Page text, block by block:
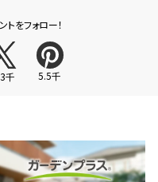
をフォロー！
千 5.5千